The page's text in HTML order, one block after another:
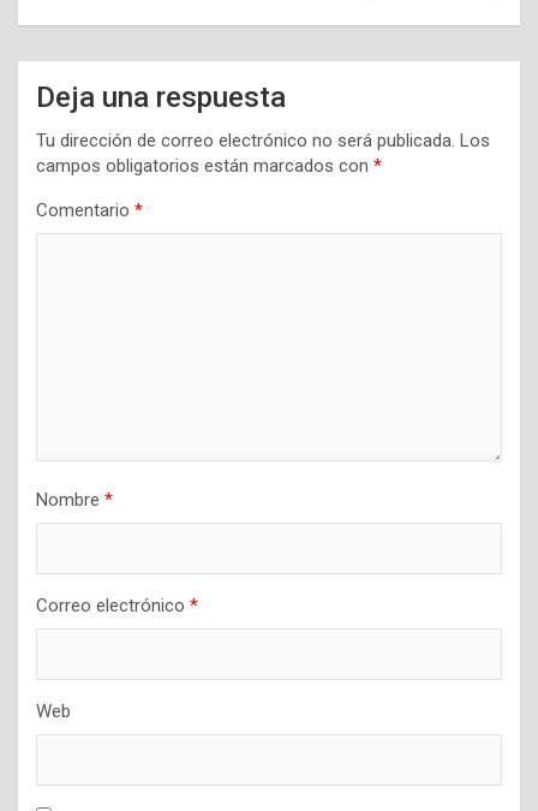
Deja una respuesta
Tu dirección de correo electrónico no será publicada. Los
campos obligatorios están marcados con *
Comentario *
Nombre *
Correo electrónico *
Web